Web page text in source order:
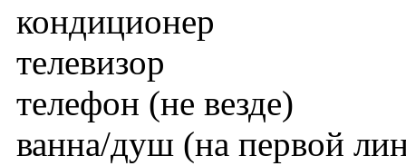
кондиционер
телевизор
телефон (не везде)
ванна/душ (на первой